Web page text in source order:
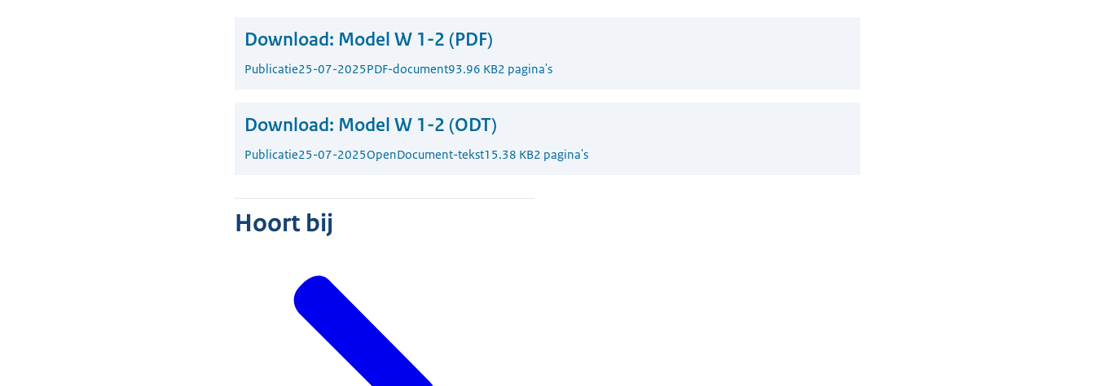
Download: Model W 1-2 (PDF)
Publicatie25-07-2025PDF-document93.96 KB2 pagina's
Download: Model W 1-2 (ODT)
Publicatie25-07-2025OpenDocument-tekst15.38 KB2 pagina's
Hoort bij